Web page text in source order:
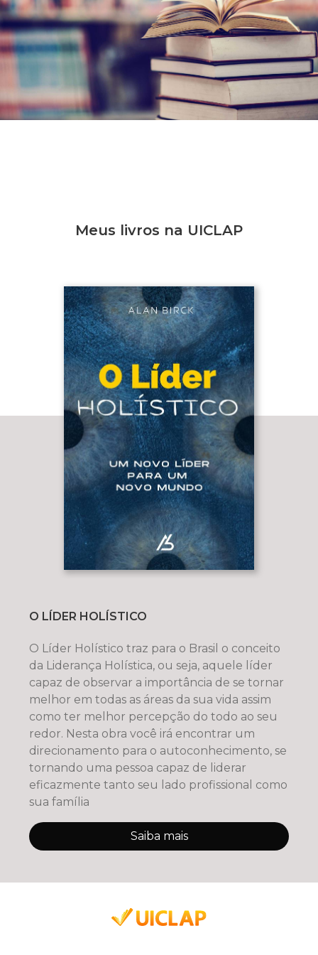
Meus livros na UICLAP
O LÍDER HOLÍSTICO
O Líder Holístico traz para o Brasil o conceito
da Liderança Holística, ou seja, aquele líder
capaz de observar a importância de se tornar
melhor em todas as áreas da sua vida assim
como ter melhor percepção do todo ao seu
redor. Nesta obra você irá encontrar um
direcionamento para o autoconhecimento, se
tornando uma pessoa capaz de liderar
eficazmente tanto seu lado profissional como
sua família
Saiba mais